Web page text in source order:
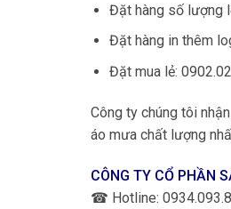
Đặt hàng số lượng
Đặt hàng in thêm
Đặt mua lẻ:
Công ty chúng tôi
áo mưa chất lượng
CÔNG TY CỔ PHẦN
☎ Hotline: